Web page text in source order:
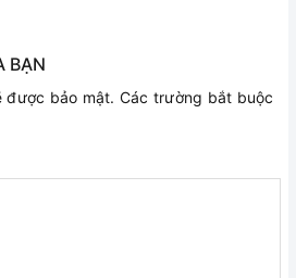
BẠN
được bảo mật. Các trường bắt buộc